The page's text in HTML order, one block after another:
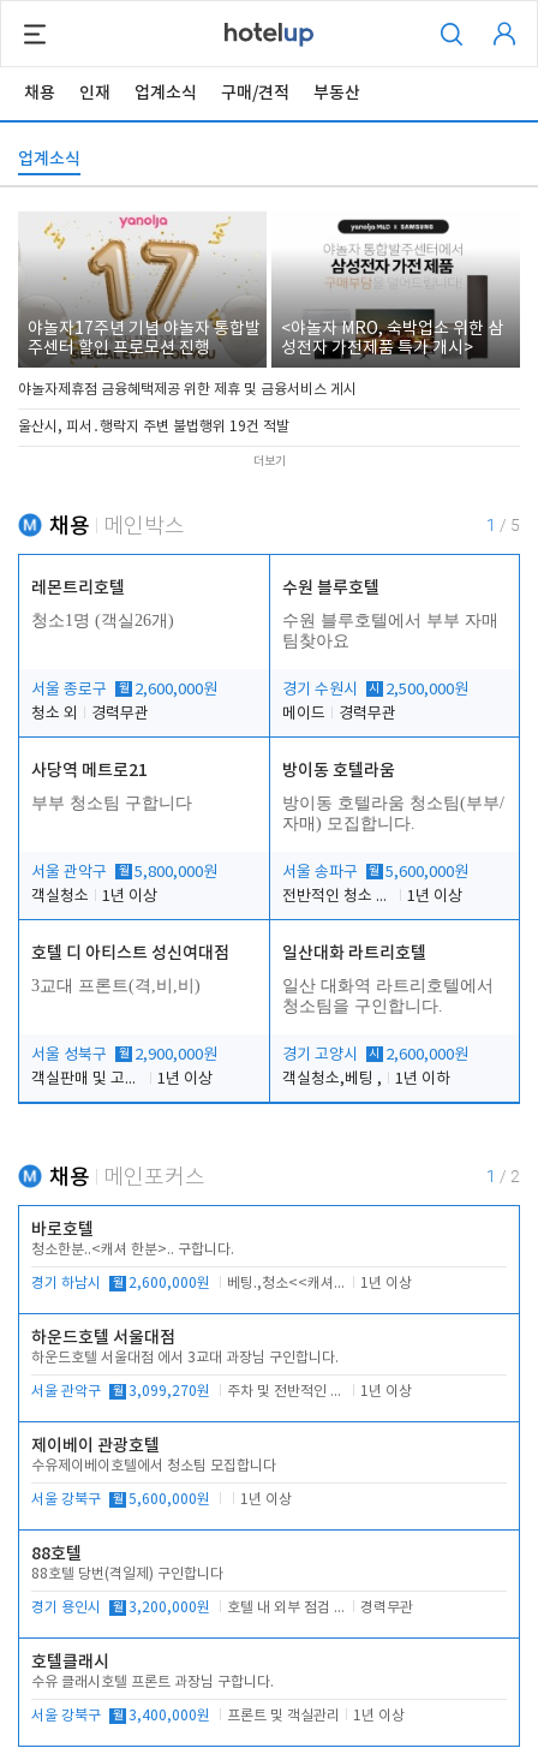
채용 인재 업계소식 구매/견적 부동산
업계소식
야놀자17주년 기념 야놀자 통합발
주센터 할인 프로모션 진행
<야놀자 MRO, 숙박업소 위한 삼
성전자 가전제품 특가 개시>
야놀자제휴점 금융혜택제공 위한 제휴 및 금융서비스 게시
울산시, 피서․행락지 주변 불법행위 19건 적발
더보기
채용 메인박스 1 / 5
레몬트리호텔
청소1명 (객실26개)
서울 종로구 월 2,600,000원
청소 외
경력무관
수원 블루호텔
수원 블루호텔에서 부부 자매
팀찾아요
경기 수원시 시
2,500,000원
메이드
경력무관
사당역 메트로21
부부 청소팀 구합니다
서울 관악구 월 5,800,000원
객실청소
1년 이상
방이동 호텔라움
방이동 호텔라움 청소팀(부부/
자매) 모집합니다.
서울 송파구 월 5,600,000원
전반적인 청소 업무(객실청소.객실정리)
1년 이상
호텔 디 아티스트 성신여대점
3교대 프론트(격,비,비)
서울 성북구 월 2,900,000원
객실판매 및 고객응대
1년 이상
일산대화 라트리호텔
일산 대화역 라트리호텔에서
청소팀을 구인합니다.
경기 고양시 시
2,600,000원
객실청소,베팅 ,
1년 이하
채용 메인포커스 1 / 2
바로호텔
청소한분..<캐셔 한분>.. 구합니다.
경기 하남시 월 2,600,000원 베팅.,청소<<캐셔 모셔봅니다. 1년 이상
하운드호텔 서울대점
하운드호텔 서울대점 에서 3교대 과장님 구인합니다.
서울 관악구 월 3,099,270원 주차 및 전반적인 당번업무 1년 이상
제이베이 관광호텔
수유제이베이호텔에서 청소팀 모집합니다
서울 강북구 월 5,600,000원 1년 이상
88호텔
88호텔 당번(격일제) 구인합니다
경기 용인시 월 3,200,000원 호텔 내 외부 점검 및 프런트 운영 경력무관
호텔클래시
수유 클래시호텔 프론트 과장님 구합니다.
서울 강북구 월 3,400,000원 프론트 및 객실관리 1년 이상